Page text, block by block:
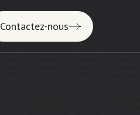
Contactez-nous